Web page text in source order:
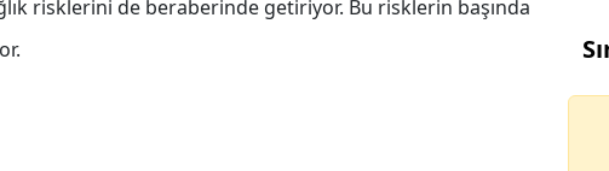
risklerini de beraberinde getiriyor. Bu risklerin başında